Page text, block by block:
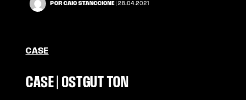
POR CAIO STANCCIONE | 28.04.2021
CASE
CASE | OSTGUT TON